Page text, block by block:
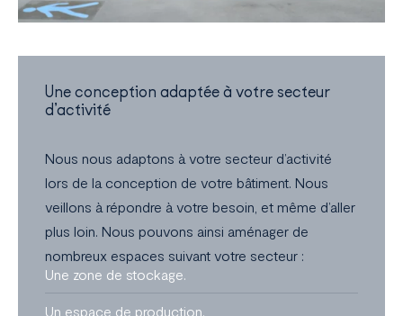
Une conception adaptée à votre secteur
d’activité
Nous nous adaptons à votre secteur d’activité
lors de la conception de votre bâtiment. Nous
veillons à répondre à votre besoin, et même d’aller
plus loin. Nous pouvons ainsi aménager de
nombreux espaces suivant votre secteur :
Une zone de stockage.
Un espace de production.